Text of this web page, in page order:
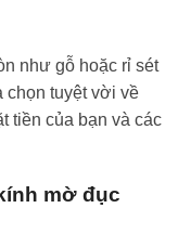
như gỗ hoặc rỉ sét
chọn tuyệt vời về
tiền của bạn và các
mờ đục